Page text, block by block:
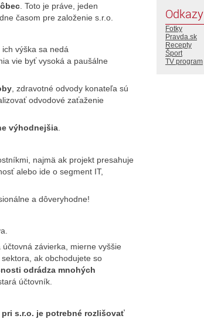
Toto je práve, jeden
časom pre založenie s.r.o.
ich výška sa nedá
vie byť vysoká a paušálne
zdravotné odvody konateľa sú
odvodové zaťaženie
výhodnejšia.
najmä ak projekt presahuje
alebo ide o segment IT,
a dôveryhodne!
účtovná závierka,
mierne vyššie
ak obchodujete so
odrádza mnohých
účtovník.
pri s.r.o. je potrebné rozlišovať
Odkazy
Fotky
Pravda.sk
Recepty
Šport
TV program